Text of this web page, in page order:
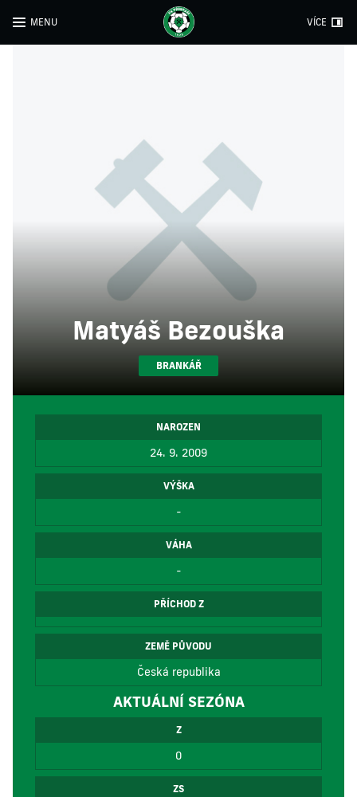
MENU VÍCE
Matyáš Bezouška
BRANKÁŘ
NAROZEN
24. 9. 2009
VÝŠKA
-
VÁHA
-
PŘÍCHOD Z
ZEMĚ PŮVODU
Česká republika
AKTUÁLNÍ SEZÓNA
Z
0
ZS